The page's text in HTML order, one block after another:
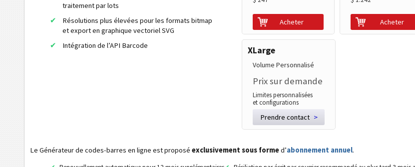
Cartes de visite
Codes calendrier
QR Code
traitement par lots
Résolutions plus élevées pour les formats bitmap
et export en graphique vectoriel SVG
Intégration de l’API Barcode
Acheter Acheter
XLarge
Volume Personnalisé
Prix sur demande
Limites personnalisées
et configurations
Prendre contact >
Le Générateur de codes-barres en ligne est proposé exclusivement sous formed’abonnement annuel.